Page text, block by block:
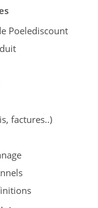
Cuisinière à
Ajouter au
Poelediscount
factures..)